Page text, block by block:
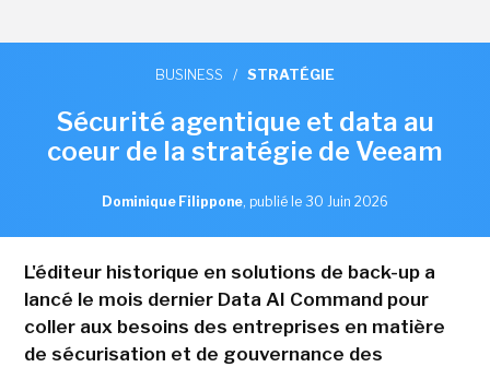
BUSINESS / STRATÉGIE
Sécurité agentique et data au
coeur de la stratégie de Veeam
Dominique Filippone, publié le 30 Juin 2026
L'éditeur historique en solutions de back-up a
lancé le mois dernier Data AI Command pour
coller aux besoins des entreprises en matière
de sécurisation et de gouvernance des